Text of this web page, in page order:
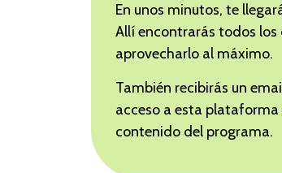
En unos minutos, te
Allí encontrarás todos
aprovecharlo al máximo.
También recibirás un
acceso a esta
contenido del programa.